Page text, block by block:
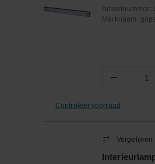
Lumen
Artikelnummer:
Merknaam:
− Aantal
Controleer voorraad
Vergelijken